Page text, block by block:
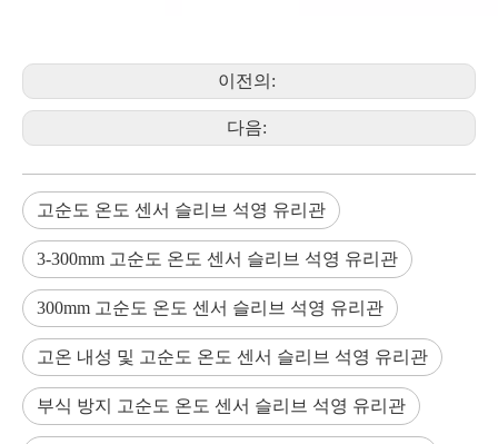
이전의:
다음:
고순도 온도 센서 슬리브 석영 유리관
3-300mm 고순도 온도 센서 슬리브 석영 유리관
300mm 고순도 온도 센서 슬리브 석영 유리관
고온 내성 및 고순도 온도 센서 슬리브 석영 유리관
부식 방지 고순도 온도 센서 슬리브 석영 유리관